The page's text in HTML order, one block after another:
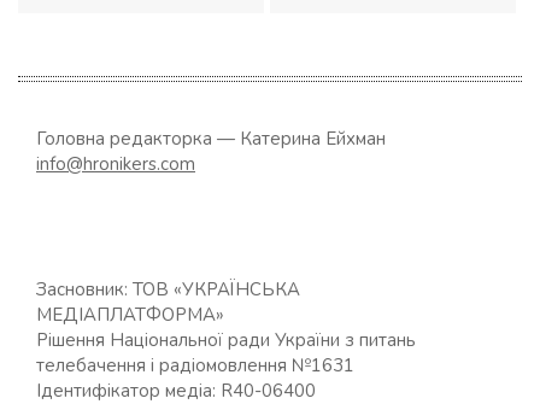
Головна редакторка — Катерина Ейхман
info@hronikers.com
Засновник: ТОВ «УКРАЇНСЬКА
МЕДІАПЛАТФОРМА»
Рішення Національної ради України з питань
телебачення і радіомовлення №1631
Ідентифікатор медіа: R40-06400